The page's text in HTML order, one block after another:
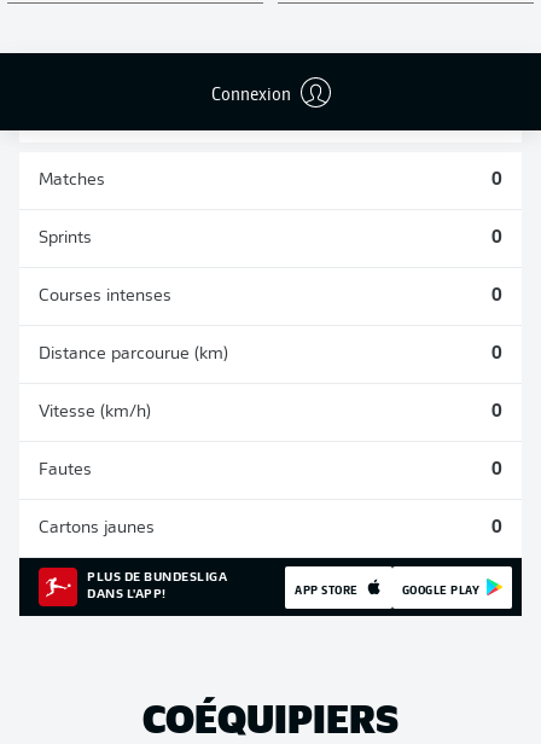
Connexion
TIRS ARRÊTÉS
0
Matches 0
Sprints 0
Courses intenses 0
Distance parcourue (km) 0
Vitesse (km/h) 0
Fautes 0
Cartons jaunes 0
PLUS DE BUNDESLIGA
DANS L'APP!
APP STORE GOOGLE PLAY
COÉQUIPIERS